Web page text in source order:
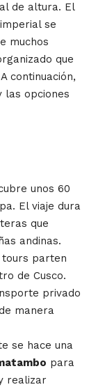
de altura. El
se
muchos
que
continuación,
las opciones
unos 60
El viaje dura
que
andinas.
parten
de Cusco.
privado
manera
se hace una
para
realizar